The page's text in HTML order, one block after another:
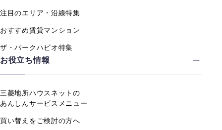
注目のエリア・沿線特集
おすすめ賃貸マンション
ザ・パークハビオ特集
お役立ち情報
三菱地所ハウスネットの
あんしんサービスメニュー
買い替えをご検討の方へ